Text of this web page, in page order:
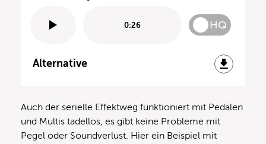
0:26 HQ
Alternative
Auch der serielle Effektweg funktioniert mit Pedalen
und Multis tadellos, es gibt keine Probleme mit
Pegel oder Soundverlust. Hier ein Beispiel mit